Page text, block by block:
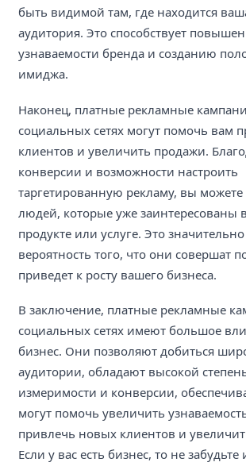
быть видимой там, где находится
аудитория. Это способствует
узнаваемости бренда и созданию
имиджа.
Наконец, платные рекламные
социальных сетях могут помочь вам
клиентов и увеличить продажи.
конверсии и возможности настроить
таргетированную рекламу, вы
людей, которые уже заинтересованы
продукте или услуге. Это
вероятность того, что они совершат
приведет к росту вашего бизнеса.
В заключение, платные рекламные
социальных сетях имеют большое
бизнес. Они позволяют добиться
аудитории, обладают высокой
измеримости и конверсии,
могут помочь увеличить
привлечь новых клиентов и
Если у вас есть бизнес, то не забудьте